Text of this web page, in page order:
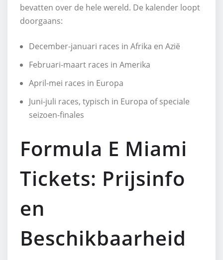
bevatten over de hele wereld. De kalender loopt
doorgaans:
December-januari races in Afrika en Azië
Februari-maart races in Amerika
April-mei races in Europa
Juni-juli races, typisch in Europa of speciale
seizoen-finales
Formula E Miami
Tickets: Prijsinfo
en
Beschikbaarheid